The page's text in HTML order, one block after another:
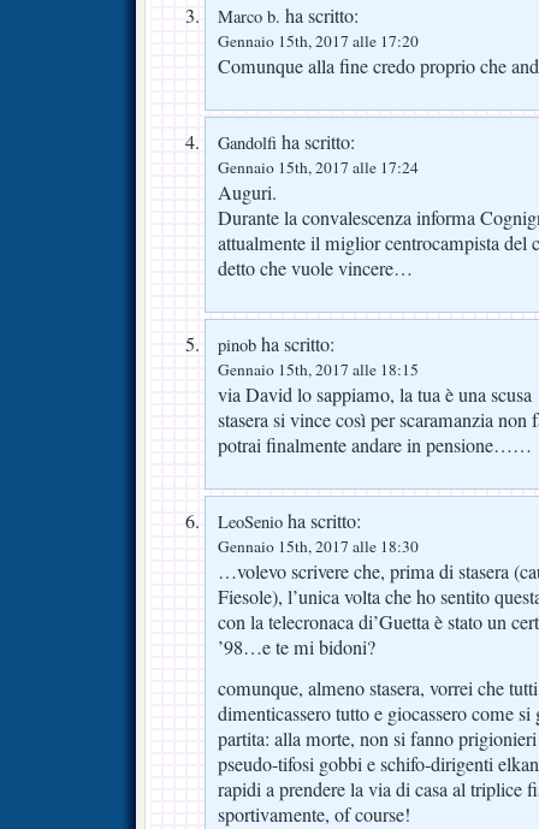
Marco b. ha scritto:
Gennaio 15th, 2017 alle 17:20
Comunque alla fine credo proprio che
Gandolfi ha scritto:
Gennaio 15th, 2017 alle 17:24
Auguri.
Durante la convalescenza informa
attualmente il miglior centrocampista del
detto che vuole vincere…
pinob ha scritto:
Gennaio 15th, 2017 alle 18:15
via David lo sappiamo, la tua è una scusa
stasera si vince così per scaramanzia
potrai finalmente andare in pensione……
LeoSenio ha scritto:
Gennaio 15th, 2017 alle 18:30
…volevo scrivere che, prima di stasera
Fiesole), l’unica volta che ho sentito
con la telecronaca di’Guetta è stato un
’98…e te mi bidoni?
comunque, almeno stasera, vorrei che
dimenticassero tutto e giocassero come
partita: alla morte, non si fanno
pseudo-tifosi gobbi e schifo-dirigenti
rapidi a prendere la via di casa al triplice
sportivamente, of course!